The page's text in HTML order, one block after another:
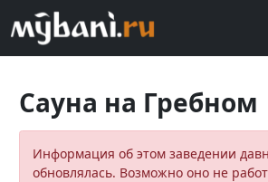
Сауна на Гребном
Информация об этом заведении
обновлялась. Возможно оно не